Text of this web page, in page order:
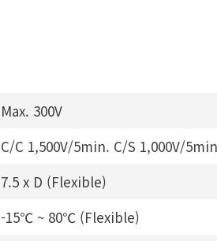
Max. 300V
C/C 1,500V/5min. C/S 1,000V/
7.5 x D (Flexible)
-15℃ ~ 80℃ (Flexible)